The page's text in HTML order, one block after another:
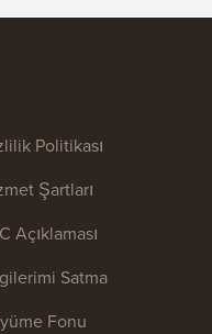
Politikası
Şartları
Açıklaması
Satma
Fonu